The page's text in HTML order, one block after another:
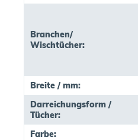
Branchen/
Wischtücher:
Breite / mm:
Darreichungsform /
Tücher:
Farbe: